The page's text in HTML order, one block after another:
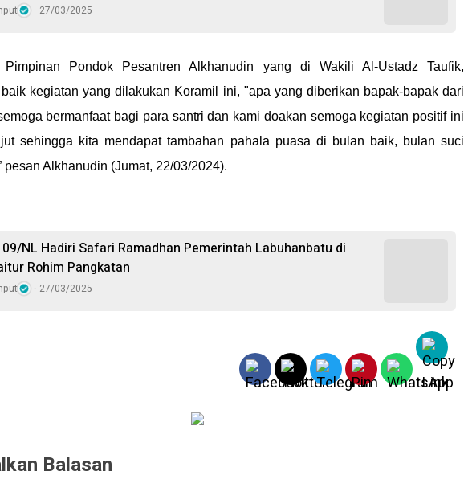
27/03/2025
Pimpinan Pondok Pesantren Alkhanudin yang di Wakili Al-Ustadz Taufik,
kegiatan yang dilakukan Koramil ini, "apa yang diberikan bapak-bapak dari
bermanfaat bagi para santri dan kami doakan semoga kegiatan positif ini
sehingga kita mendapat tambahan pahala puasa di bulan baik, bulan suci
pesan Alkhanudin (Jumat, 22/03/2024).
NL Hadiri Safari Ramadhan Pemerintah Labuhanbatu di
Rohim Pangkatan
27/03/2025
Balasan